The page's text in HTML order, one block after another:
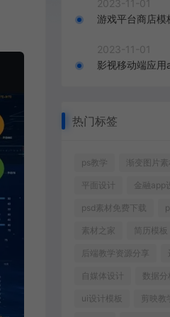
2023-11-01
游戏平台商店模
2023-11-01
影视移动端应用
热门标签
ps教学 渐变图片素
平面设计 金融app
psd素材免费下载
素材之家 简历模板
后端教学资源分享
自媒体设计 数据分
ui设计模板 剪映教